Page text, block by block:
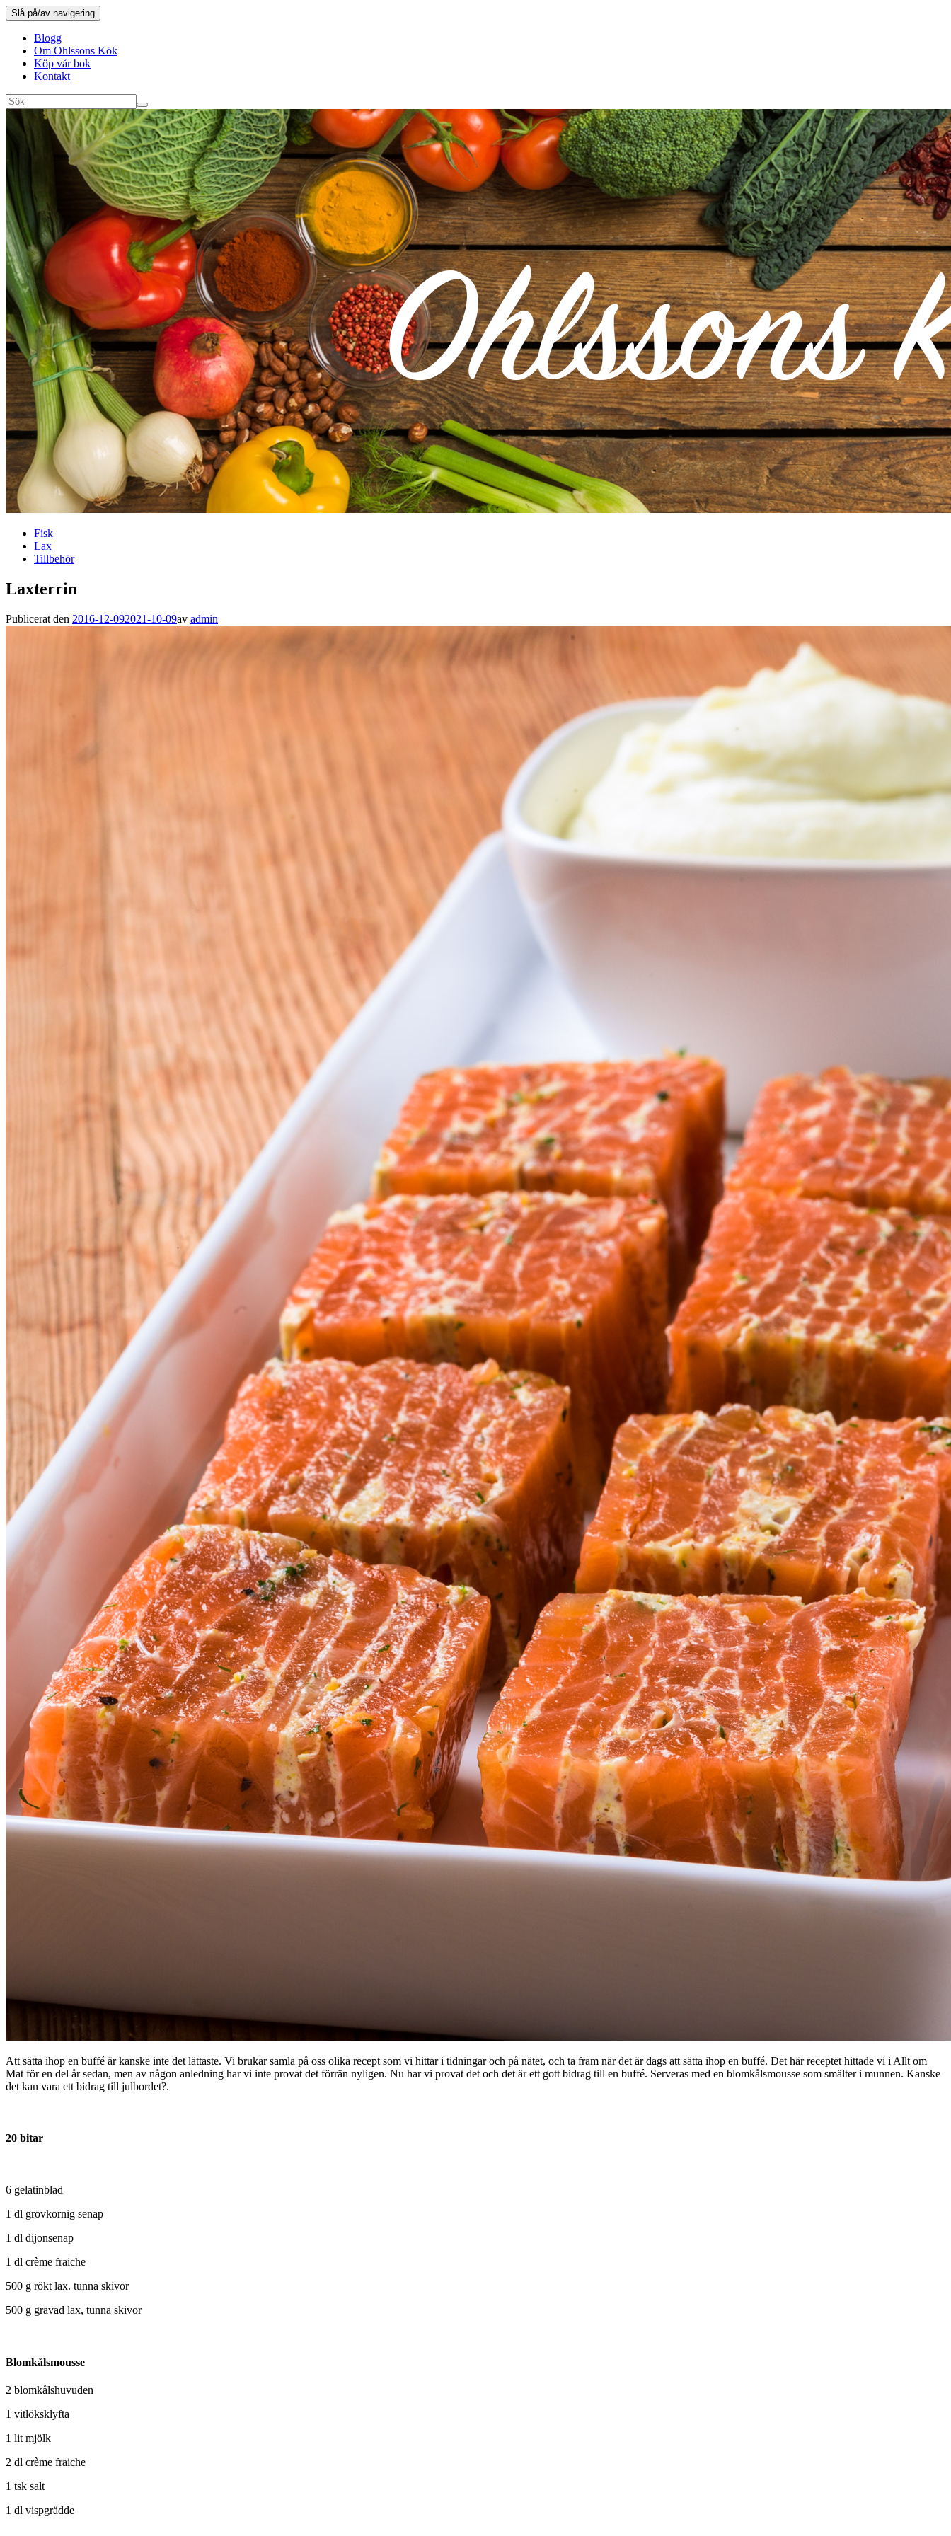
Slå på/av navigering
Blogg
Om Ohlssons Kök
Köp vår bok
Kontakt
Fisk
Lax
Tillbehör
Laxterrin
Publicerat den 2016-12-092021-10-09av admin
Att sätta ihop en buffé är kanske inte det lättaste. Vi brukar samla på oss olika recept som vi hittar i tidningar och på nätet, och ta fram när det är dags att sätta ihop en buffé. Det här receptet hittade vi i Allt om
Mat för en del år sedan, men av någon anledning har vi inte provat det förrän nyligen. Nu har vi provat det och det är ett gott bidrag till en buffé. Serveras med en blomkålsmousse som smälter i munnen. Kanske
det kan vara ett bidrag till julbordet?.
20 bitar
6 gelatinblad
1 dl grovkornig senap
1 dl dijonsenap
1 dl crème fraiche
500 g rökt lax. tunna skivor
500 g gravad lax, tunna skivor
Blomkålsmousse
2 blomkålshuvuden
1 vitlöksklyfta
1 lit mjölk
2 dl crème fraiche
1 tsk salt
1 dl vispgrädde